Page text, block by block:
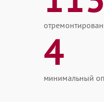
4
минимальный